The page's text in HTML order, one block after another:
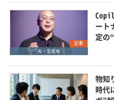
記事
AI・生成AI
ート
定の
物知
時代